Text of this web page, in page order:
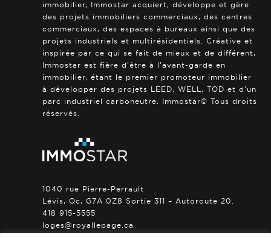
immobilier, Immostar acquiert, développe et gère
des projets immobiliers commerciaux, des centres
commerciaux, des espaces à bureaux ainsi que des
projets industriels et multirésidentiels. Créative et
inspirée par ce qui se fait de mieux et de différent,
Immostar est fière d’être à l’avant-garde en
immobilier, étant le premier promoteur immobilier
à développer des projets LEED, WELL, TOD et d’un
parc industriel carboneutre. Immostar© Tous droits
réservés.
1040 rue Pierre-Perrault
Lévis, Qc, G7A 0Z8 Sortie 311 – Autoroute 20.
418 915-5555
loges@royallepage.ca